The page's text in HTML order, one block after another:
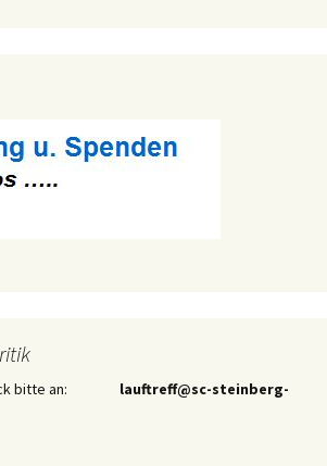
bitte an: lauftreff@sc-steinberg-